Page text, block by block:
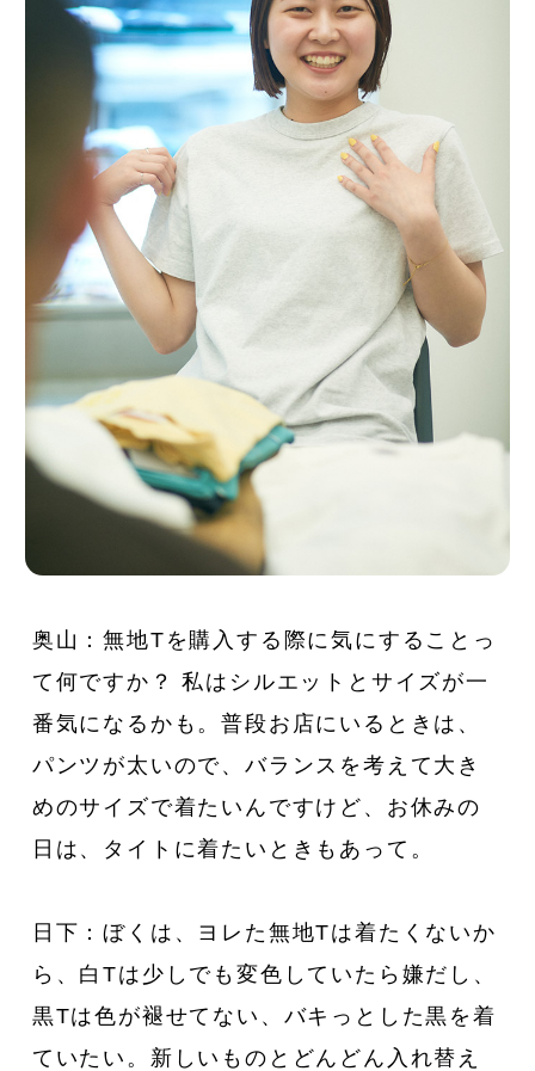
奥山：無地Tを購入する際に気にすることっ
て何ですか？ 私はシルエットとサイズが一
番気になるかも。普段お店にいるときは、
パンツが太いので、バランスを考えて大き
めのサイズで着たいんですけど、お休みの
日は、タイトに着たいときもあって。
日下：ぼくは、ヨレた無地Tは着たくないか
ら、白Tは少しでも変色していたら嫌だし、
黒Tは色が褪せてない、バキっとした黒を着
ていたい。新しいものとどんどん入れ替え